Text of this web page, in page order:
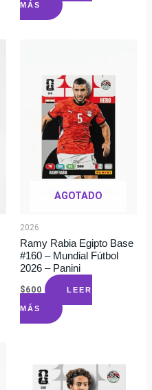
MÁS
AGOTADO
2026
Ramy Rabia Egipto Base
#160 – Mundial Fútbol
2026 – Panini
$600 LEER
MÁS